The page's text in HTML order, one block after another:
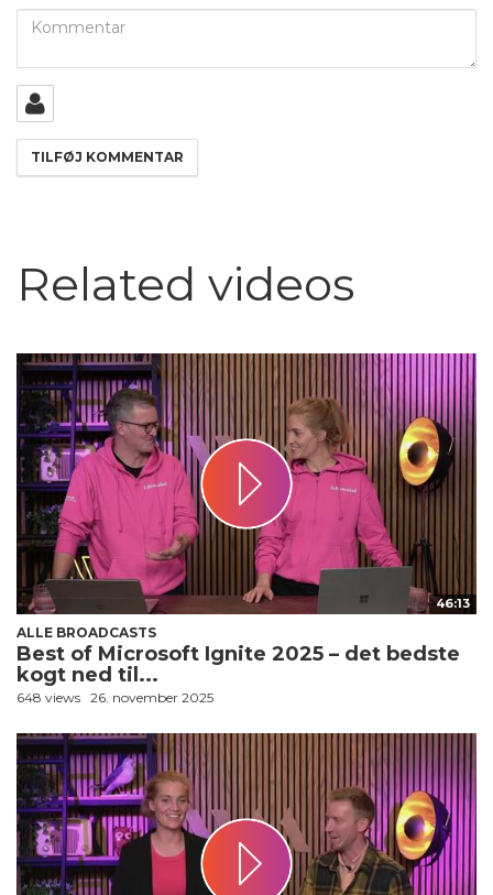
Kommentar
Related videos
46:13
ALLE BROADCASTS
Best of Microsoft Ignite 2025 – det bedste
kogt ned til...
648 views 26. november 2025